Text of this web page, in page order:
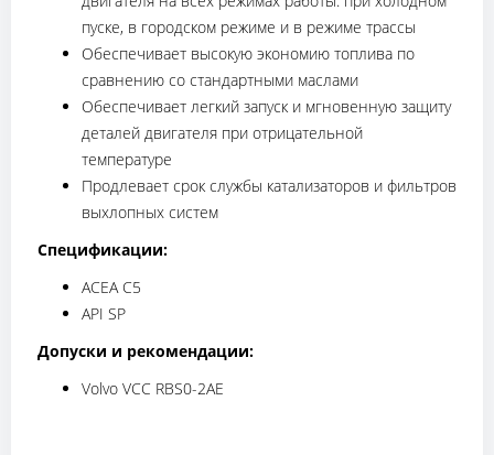
пуске, в городском режиме и в режиме трассы
Обеспечивает высокую экономию топлива по
сравнению со стандартными маслами
Обеспечивает легкий запуск и мгновенную защиту
деталей двигателя при отрицательной
температуре
Продлевает срок службы катализаторов и фильтров
выхлопных систем
Спецификации:
ACEA С5
API SP
Допуски и рекомендации:
Volvo VCC RBS0-2AE